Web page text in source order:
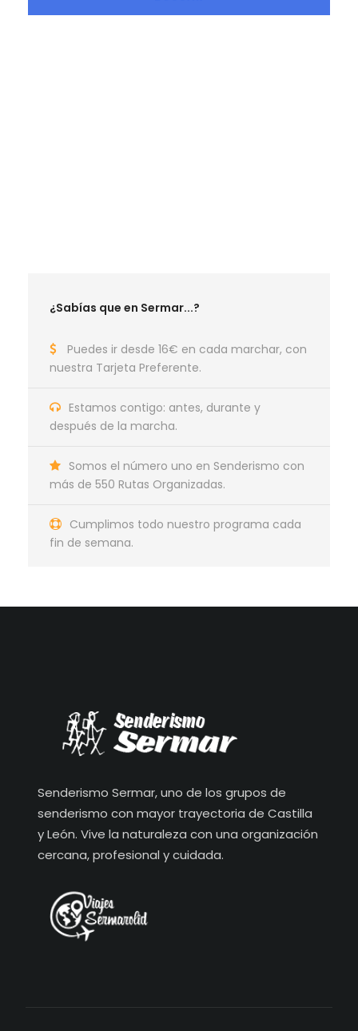
¿Sabías que en Sermar...?
Puedes ir desde 16€ en cada marchar, con
nuestra Tarjeta Preferente.
Estamos contigo: antes, durante y
después de la marcha.
Somos el número uno en Senderismo con
más de 550 Rutas Organizadas.
Cumplimos todo nuestro programa cada
fin de semana.
Senderismo Sermar, uno de los grupos de
senderismo con mayor trayectoria de Castilla
y León. Vive la naturaleza con una organización
cercana, profesional y cuidada.